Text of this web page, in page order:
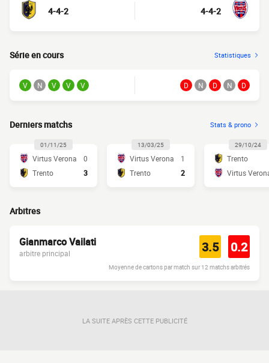
4-4-2 4-4-2
Série en cours Statistiques
V N V V V D N D N D
Derniers matchs Stats & prono
01/11/25
Virtus Verona
0
Trento
3
13/03/25
Virtus Verona
1
Trento
2
29/10/24
Trento
Virtus
Arbitres
Gianmarco Vailati
arbitre principal 3.5 0.2
Moyenne de cartons par match sur 12 matchs arbitrés
LA SUITE APRÈS CETTE PUBLICITÉ